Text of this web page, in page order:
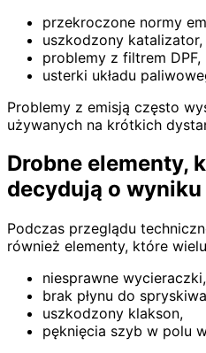
przekroczone normy
uszkodzony katalizator,
problemy z filtrem DPF,
usterki układu
Problemy z emisją często
używanych na krótkich
Drobne elementy,
decydują o wyniku
Podczas przeglądu
również elementy, które
niesprawne wycieraczki,
brak płynu do
uszkodzony klakson,
pęknięcia szyb w polu